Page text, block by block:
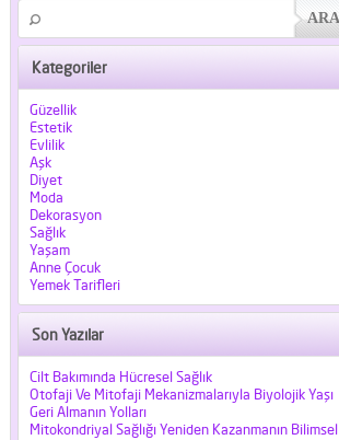
Kategoriler
Güzellik
Estetik
Evlilik
Aşk
Diyet
Moda
Dekorasyon
Sağlık
Yaşam
Anne Çocuk
Yemek Tarifleri
Son Yazılar
Cilt Bakımında Hücresel Sağlık
Otofaji Ve Mitofaji Mekanizmalarıyla Biyolojik Yaşı
Geri Almanın Yolları
Mitokondriyal Sağlığı Yeniden Kazanmanın Bilimsel